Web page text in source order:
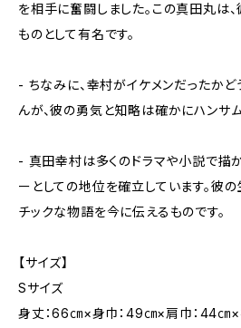
を相手に奮闘しました。この真田丸は
ものとして有名です。
- ちなみに、幸村がイケメンだったか
んが、彼の勇気と知略は確かにハンサ
- 真田幸村は多くのドラマや小説で描
ーとしての地位を確立しています。彼
チックな物語を今に伝えるものです。
【サイズ】
Sサイズ
身丈：66㎝×身巾：49㎝×肩巾：44㎝×